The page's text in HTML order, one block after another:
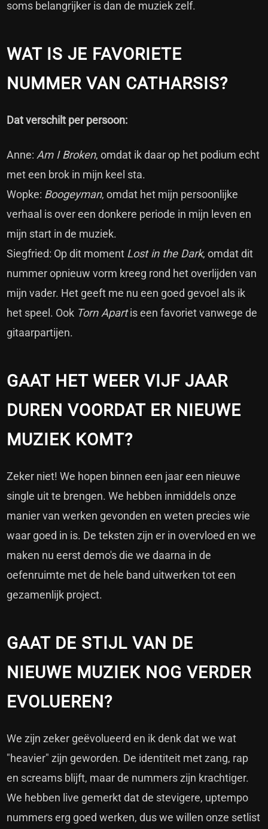
soms belangrijker is dan de muziek zelf.
WAT IS JE FAVORIETE
NUMMER VAN CATHARSIS?
Dat verschilt per persoon:
Anne: Am I Broken, omdat ik daar op het podium echt
met een brok in mijn keel sta.
Wopke: Boogeyman, omdat het mijn persoonlijke
verhaal is over een donkere periode in mijn leven en
mijn start in de muziek.
Siegfried: Op dit moment Lost in the Dark, omdat dit
nummer opnieuw vorm kreeg rond het overlijden van
mijn vader. Het geeft me nu een goed gevoel als ik
het speel. Ook Torn Apartis een favoriet vanwege de
gitaarpartijen.
GAAT HET WEER VIJF JAAR
DUREN VOORDAT ER NIEUWE
MUZIEK KOMT?
Zeker niet! We hopen binnen een jaar een nieuwe
single uit te brengen. We hebben inmiddels onze
manier van werken gevonden en weten precies wie
waar goed in is. De teksten zijn er in overvloed en we
maken nu eerst demo's die we daarna in de
oefenruimte met de hele band uitwerken tot een
gezamenlijk project.
GAAT DE STIJL VAN DE
NIEUWE MUZIEK NOG VERDER
EVOLUEREN?
We zijn zeker geëvolueerd en ik denk dat we wat
"heavier" zijn geworden. De identiteit met zang, rap
en screams blijft, maar de nummers zijn krachtiger.
We hebben live gemerkt dat de stevigere, uptempo
nummers erg goed werken, dus we willen onze setlist